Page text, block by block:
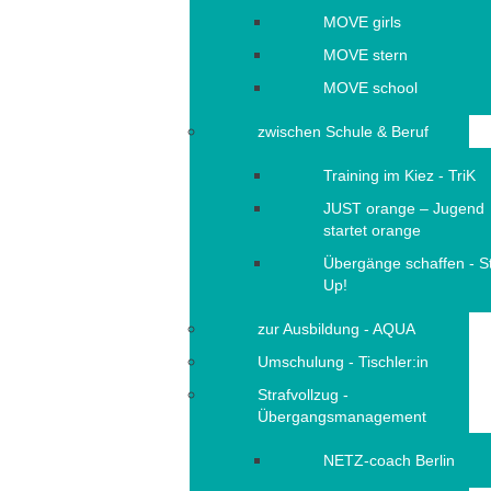
MOVE girls
MOVE stern
MOVE school
zwischen Schule & Beruf
Training im Kiez - TriK
JUST orange – Jugend
startet orange
Übergänge schaffen -
Up!
zur Ausbildung - AQUA
Umschulung - Tischler:in
Strafvollzug -
Übergangsmanagement
NETZ-coach Berlin